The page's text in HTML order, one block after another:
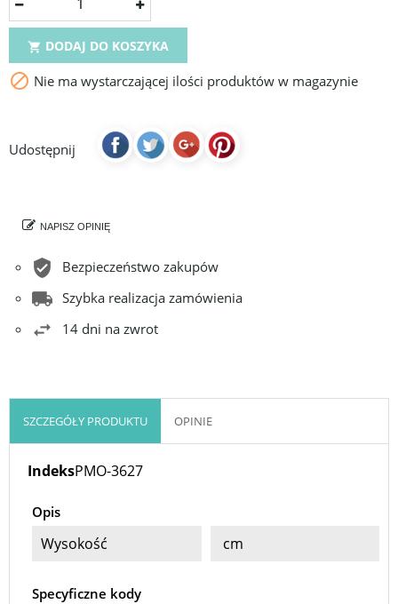
 DODAJ DO KOSZYKA
 Nie ma wystarczającej ilości produktów w magazynie
Udostępnij
NAPISZ OPINIĘ
Bezpieczeństwo zakupów
Szybka realizacja zamówienia
14 dni na zwrot
SZCZEGÓŁY PRODUKTU OPINIE
IndeksPMO-3627
Opis
Wysokość cm
Specyficzne kody